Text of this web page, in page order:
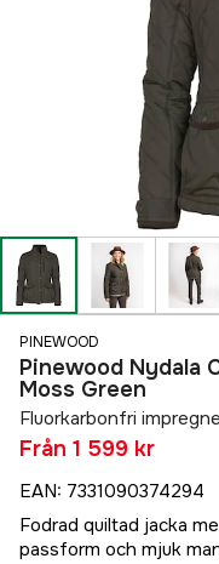
PINEWOOD
Pinewood Nydala
Moss Green
Fluorkarbonfri
Från 1 599 kr
EAN: 7331090374294
Fodrad quiltad jacka
passform och mjuk